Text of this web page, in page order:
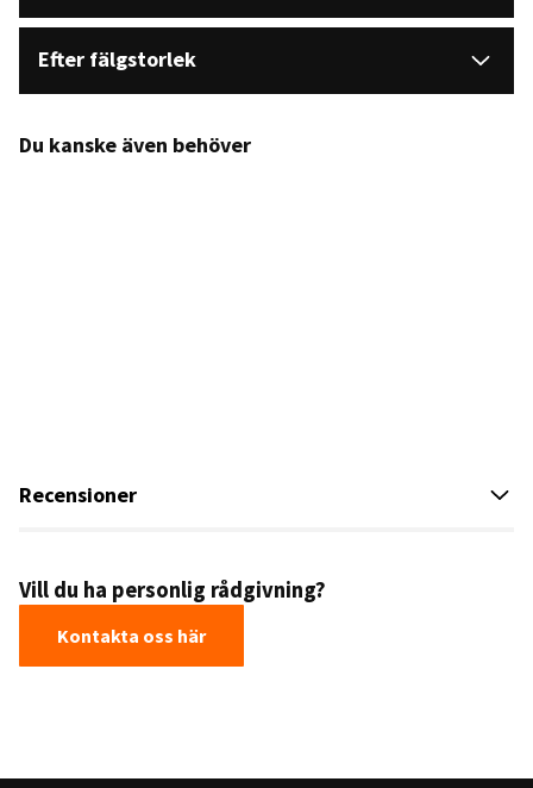
Efter fälgstorlek
Du kanske även behöver
Recensioner
Vill du ha personlig rådgivning?
Kontakta oss här